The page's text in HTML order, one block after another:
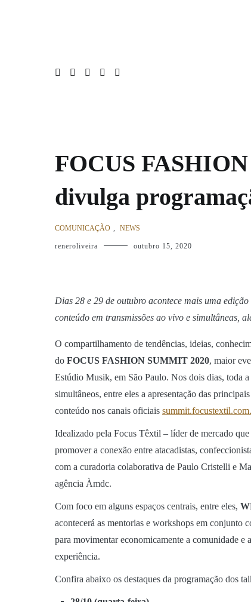
FOCUS
divulga
COMUNICAÇÃO , NEWS
reneroliveira outubro 15, 2020
Dias 28 e 29 de outubro acontece mais uma
conteúdo em transmissões ao vivo e simultâneas,
O compartilhamento de tendências, ideias,
do FOCUS FASHION SUMMIT 2020, maior
Estúdio Musik, em São Paulo. Nos dois dias, toda
simultâneos, entre eles a apresentação das
conteúdo nos canais oficiais
Idealizado pela Focus Têxtil – líder de mercado
promover a conexão entre atacadistas,
com a curadoria colaborativa de Paulo Cristelli e
agência Àmdc.
Com foco em alguns espaços centrais, entre eles,
acontecerá as mentorias e workshops em
para movimentar economicamente a comunidade e
experiência.
Confira abaixo os destaques da programação dos